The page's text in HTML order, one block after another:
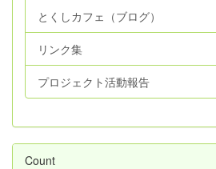
とくしカフェ（ブログ）
リンク集
プロジェクト活動報告
Count